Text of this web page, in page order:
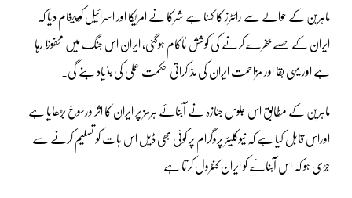
ماہرین کے حوالے سے رائٹرز کا کہنا ہے شرکا نے امریکا اور اسرائیل کو پیغام دیا کہ
ایران کے حصے بخرے کرنے کی کوشش ناکام ہوگئی، ایران اس جنگ میں محفوظ رہا
ہے اور یہی بقا اور مزاحمت ایران کی مذاکراتی حکمت عملی کی بنیاد بنے گی۔
ماہرین کے مطابق اس جلوس جنازہ نے آبنائے ہرمز پر ایران کا اثر ورسوخ بڑھایا ہے
اوراس قابل کیا ہے کہ نیوکلیئر پروگرام پر کوئی بھی ڈیل اس بات کو تسلیم کرنے سے
جڑی ہو کہ اس آبنائے کو ایران کنٹرول کرتا ہے۔